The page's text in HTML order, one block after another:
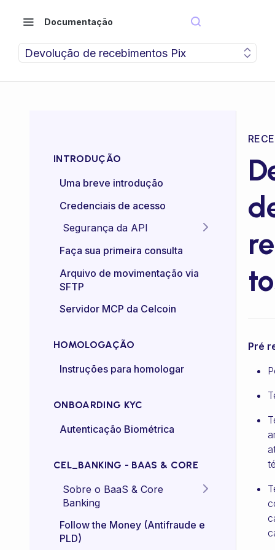
Documentação
Devolução de recebimentos Pix
INTRODUÇÃO
Uma breve introdução
Credenciais de acesso
Segurança da API
Idempotência das APIs
Certificado mTLS
control)
Faça sua primeira consulta
Arquivo de movimentação via
SFTP
Servidor MCP da Celcoin
HOMOLOGAÇÃO
Instruções para homologar
ONBOARDING KYC
Autenticação Biométrica
CEL_BANKING - BAAS & CORE
Sobre o BaaS & Core
Banking
FAQs
Follow the Money (Antifraude e
PLD)
Pré